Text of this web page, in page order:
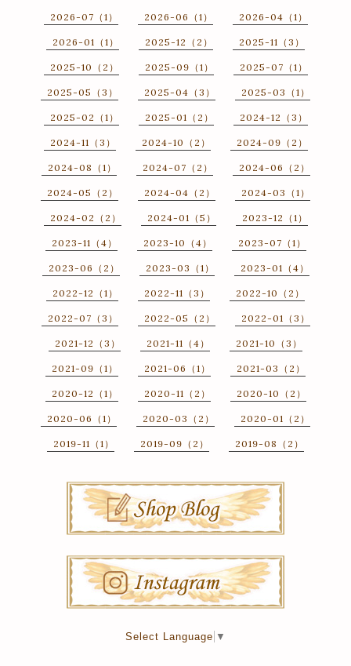
2026-07（1） 2026-06（1） 2026-04（1）
2026-01（1） 2025-12（2） 2025-11（3）
2025-10（2） 2025-09（1） 2025-07（1）
2025-05（3） 2025-04（3） 2025-03（1）
2025-02（1） 2025-01（2） 2024-12（3）
2024-11（3） 2024-10（2） 2024-09（2）
2024-08（1） 2024-07（2） 2024-06（2）
2024-05（2） 2024-04（2） 2024-03（1）
2024-02（2） 2024-01（5） 2023-12（1）
2023-11（4） 2023-10（4） 2023-07（1）
2023-06（2） 2023-03（1） 2023-01（4）
2022-12（1） 2022-11（3） 2022-10（2）
2022-07（3） 2022-05（2） 2022-01（3）
2021-12（3） 2021-11（4） 2021-10（3）
2021-09（1） 2021-06（1） 2021-03（2）
2020-12（1） 2020-11（2） 2020-10（2）
2020-06（1） 2020-03（2） 2020-01（2）
2019-11（1） 2019-09（2） 2019-08（2）
Select Language ▼